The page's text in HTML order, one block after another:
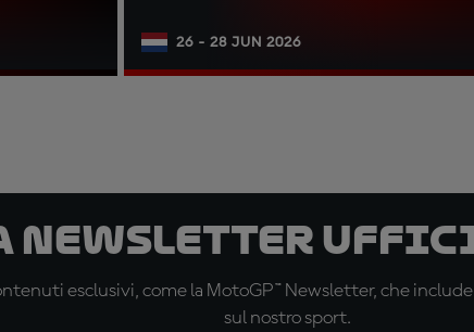
26 - 28 JUN 2026
newsletter
esclusivi, come la MotoGP™ Newsletter, che
sul nostro sport.